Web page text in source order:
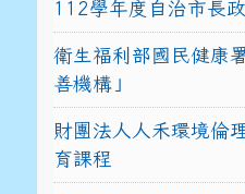
112學年度自治市長
衛生福利部國民健康
善機構」
財團法人人禾環境倫
育課程